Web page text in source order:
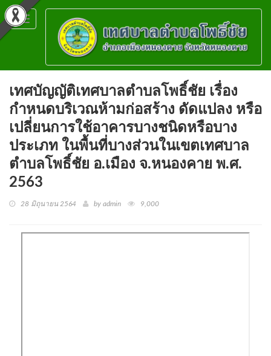
Toggle
navigation
เทศบัญญัติเทศบาลตำบลโพธิ์ชัย เรื่อง
กำหนดบริเวณห้ามก่อสร้าง ดัดแปลง หรือ
เปลี่ยนการใช้อาคารบางชนิดหรือบาง
ประเภท ในพื้นที่บางส่วนในเขตเทศบาล
ตำบลโพธิ์ชัย อ.เมือง จ.หนองคาย พ.ศ.
2563
28 มิถุนายน 2564 by admin 9,000